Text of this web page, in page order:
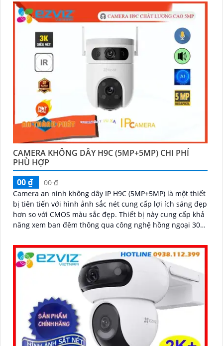
CAMERA KHÔNG DÂY H9C (5MP+5MP) CHI PHÍ
PHÙ HỢP
00 ₫
00 ₫
Camera an ninh không dây IP H9C (5MP+5MP) là một thiết
bị tiên tiến với hình ảnh sắc nét cung cấp lợi ích sáng đẹp
hơn so với CMOS màu sắc đẹp. Thiết bị này cung cấp khả
năng xem ban đêm thông qua công nghệ hồng ngoại 30m